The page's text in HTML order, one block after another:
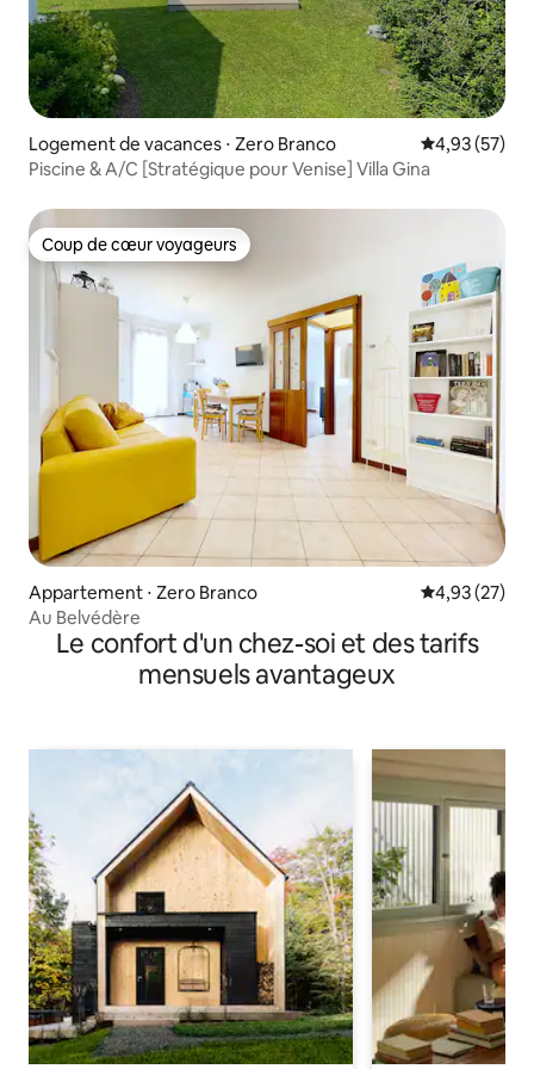
Logement de vacances ⋅ Zero Branco Évaluation
4,93 (57)
Piscine & A/C [Stratégique pour Venise] Villa Gina
Coup de cœur voyageurs
Coup de cœur voyageurs
Appartement ⋅ Zero Branco Évaluation
4,93 (27)
Au Belvédère
Le confort d'un chez-soi et des tarifs
mensuels avantageux